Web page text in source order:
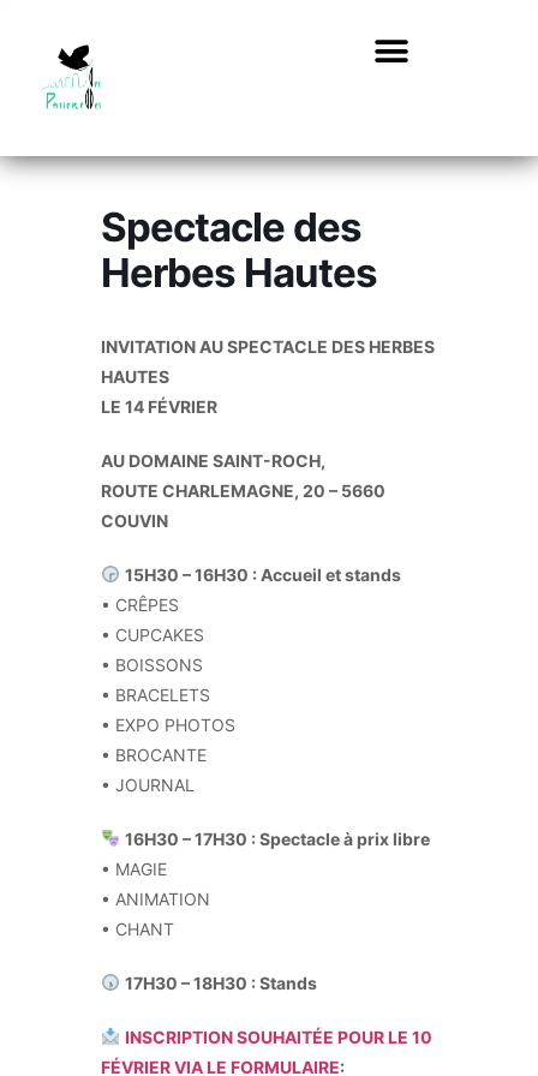
Spectacle des
Herbes Hautes
INVITATION AU SPECTACLE DES HERBES
HAUTES
LE 14 FÉVRIER
AU DOMAINE SAINT-ROCH,
ROUTE CHARLEMAGNE, 20 – 5660
COUVIN
15H30 – 16H30 : Accueil et stands
• CRÊPES
• CUPCAKES
• BOISSONS
• BRACELETS
• EXPO PHOTOS
• BROCANTE
• JOURNAL
16H30 – 17H30 : Spectacle à prix libre
• MAGIE
• ANIMATION
• CHANT
17H30 – 18H30 : Stands
INSCRIPTION SOUHAITÉE POUR LE 10
FÉVRIER VIA LE FORMULAIRE: